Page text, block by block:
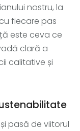
nostru, la
fiecare pas
este ceva ce
clară a
calitative și
pasă de viitorul